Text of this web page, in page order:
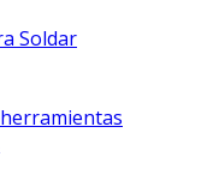
Soldar